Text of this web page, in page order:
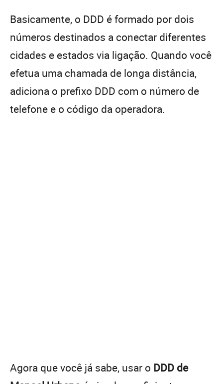
Basicamente, o DDD é formado por dois
números destinados a conectar diferentes
cidades e estados via ligação. Quando você
efetua uma chamada de longa distância,
adiciona o prefixo DDD com o número de
telefone e o código da operadora.
Agora que você já sabe, usar o DDD de